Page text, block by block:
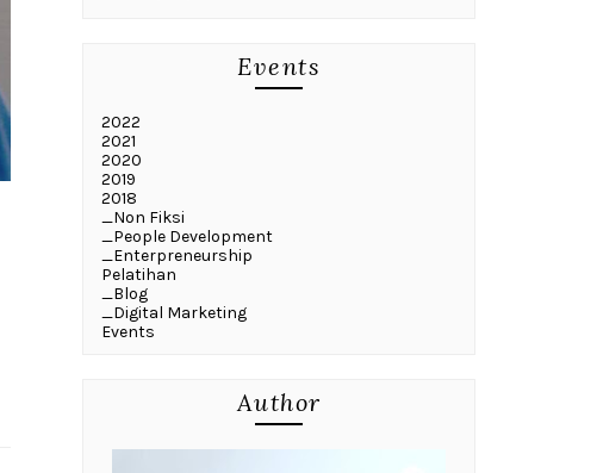
Events
2022
2021
2020
2019
2018
_Non Fiksi
_People Development
_Enterpreneurship
Pelatihan
_Blog
_Digital Marketing
Events
Author